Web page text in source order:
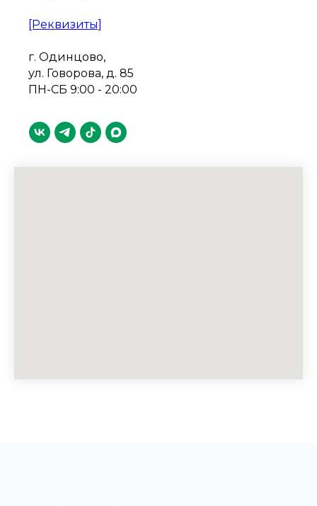
[Реквизиты]
г. Одинцово,
ул. Говорова, д. 85
ПН-СБ 9:00 - 20:00